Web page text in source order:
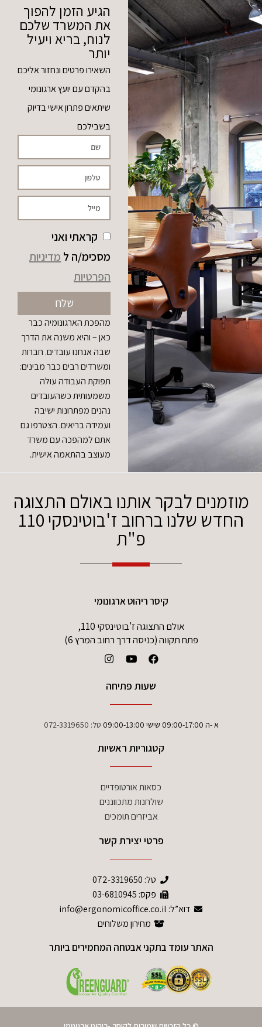
הגיע הזמן להפוך
את המשרד שלכם
לנוח, בריא ויעיל
יותר
השאירו פרטים ונחזור אליכם
בהקדם עם יועץ ארגונומי
שיתאים פתרון אישי בדיוק
בשבילכם
קראתי ואני
מסכימ/ה ל מדיניות
הפרטיות
שלח
מהפכת הארגונומיה כבר
כאן – והיא משנה את הדרך
שבה אנחנו עובדים. חברות
ומשרדים רבים כבר מבינים:
תפוקת העבודה עולה
משמעותית כשהעובדים
נהנים מפתרונות ישיבה
ועמידה בריאים. הצטרפו גם
אתם למהפכה עם משרד
מעוצב בהתאמה אישית.
מוזמנים לבקר אותנו באולם התצוגה
החדש שלנו ברחוב ז'בוטינסקי 110
פ"ת
קיסר ריהוט ארגונומי
אולם התצוגה ז'בוטינסקי 110,
פתח תקווה (כניסה דרך רחוב המרץ 6)
שעות פתיחה
א -ה 09:00-17:00 שישי 09:00-13:00 טל: 072-3319650
קטגוריות ראשיות
כסאות אורטופדיים
שולחנות מתכווננים
אביזרים תומכים
פרטי יצירת קשר
טל: 072-3319650
פקס: 03-6810945
דוא”ל: info@ergonomicoffice.co.il
מחירון משלוחים
האתר עומד בתקני אבטחה המחמירים ביותר